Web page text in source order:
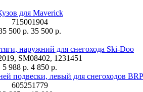
для Maverick
715001904
500 р. 35 500 р.
наружний для снегохода Ski-Doo
SM08402, 1231451
5 988 р. 4 850 р.
подвески, левый для снегоходов BRP
605251779